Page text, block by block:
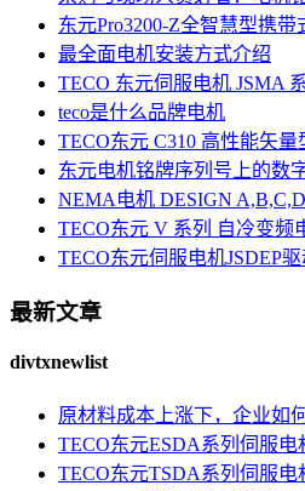
东元Pro3200-Z全智慧型携带
最全面电机安装方式介绍
TECO 东元伺服电机 JSMA
teco是什么品牌电机
TECO东元 C310 高性能矢
东元电机铭牌序列号上的数
NEMA电机 DESIGN
TECO东元 V 系列 自冷变
TECO东元伺服电机JSDEP
最新文章
divtxnewlist
原材料成本上涨下，企业如
TECO东元ESDA系列伺服电
TECO东元TSDA系列伺服电